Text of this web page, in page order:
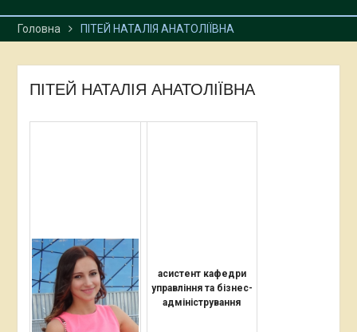
Головна ПІТЕЙ НАТАЛІЯ АНАТОЛІЇВНА
ПІТЕЙ НАТАЛІЯ АНАТОЛІЇВНА
асистент кафедри
управління та бізнес-
адміністрування